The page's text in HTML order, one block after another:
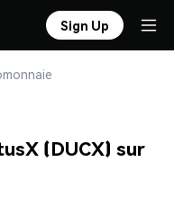
Sign Up
(DUCX) sur